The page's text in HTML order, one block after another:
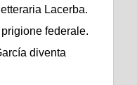
Lacerba.
federale.
diventa